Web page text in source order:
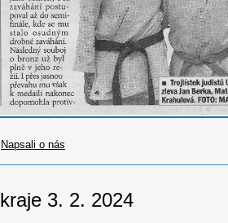
Napsali o nás
3. 2. 2024